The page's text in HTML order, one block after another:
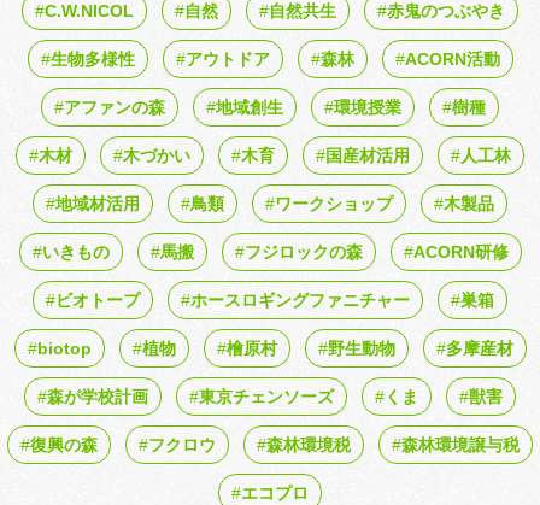
C.W.NICOL 自然 自然共生 赤鬼のつぶやき
生物多様性 アウトドア 森林 ACORN活動
アファンの森 地域創生 環境授業 樹種
木材 木づかい 木育 国産材活用 人工林
地域材活用 鳥類 ワークショップ 木製品
いきもの 馬搬 フジロックの森 ACORN研修
ビオトープ ホースロギングファニチャー 巣箱
biotop 植物 檜原村 野生動物 多摩産材
森が学校計画 東京チェンソーズ くま 獣害
復興の森 フクロウ 森林環境税 森林環境譲与税
エコプロ